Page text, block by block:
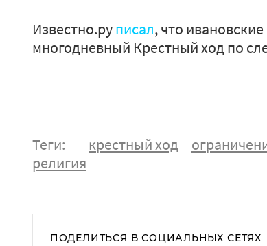
Известно.руписал, что
многодневный Крестный ход по
Теги: крестный ход
религия
ПОДЕЛИТЬСЯ В СОЦИАЛЬНЫХ СЕТЯХ